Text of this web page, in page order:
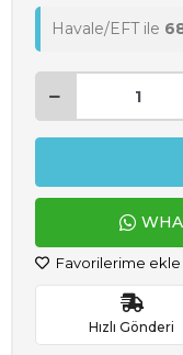
Havale/EFT ile
Favorilerime ekle
Hızlı Gönderi